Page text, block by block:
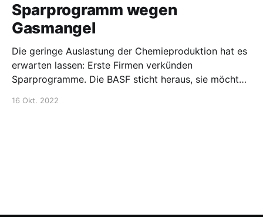
Sparprogramm wegen
Gasmangel
Die geringe Auslastung der Chemieproduktion hat es
erwarten lassen: Erste Firmen verkünden
Sparprogramme. Die BASF sticht heraus, sie möchte
16 Okt. 2022